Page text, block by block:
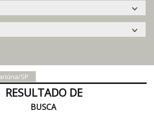
SP
RESULTADO DE
BUSCA